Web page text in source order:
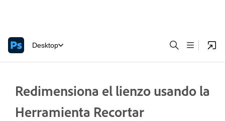
Desktop
Redimensiona el lienzo usando la
Herramienta Recortar